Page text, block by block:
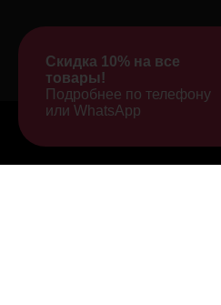
Скидка 10% на все
товары!
Подробнее по телефону
или WhatsApp